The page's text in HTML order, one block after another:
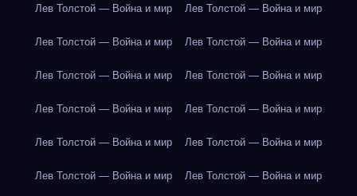
Лев Толстой — Война и мир Лев Толстой — Война и мир
Лев Толстой — Война и мир Лев Толстой — Война и мир
Лев Толстой — Война и мир Лев Толстой — Война и мир
Лев Толстой — Война и мир Лев Толстой — Война и мир
Лев Толстой — Война и мир Лев Толстой — Война и мир
Лев Толстой — Война и мир Лев Толстой — Война и мир